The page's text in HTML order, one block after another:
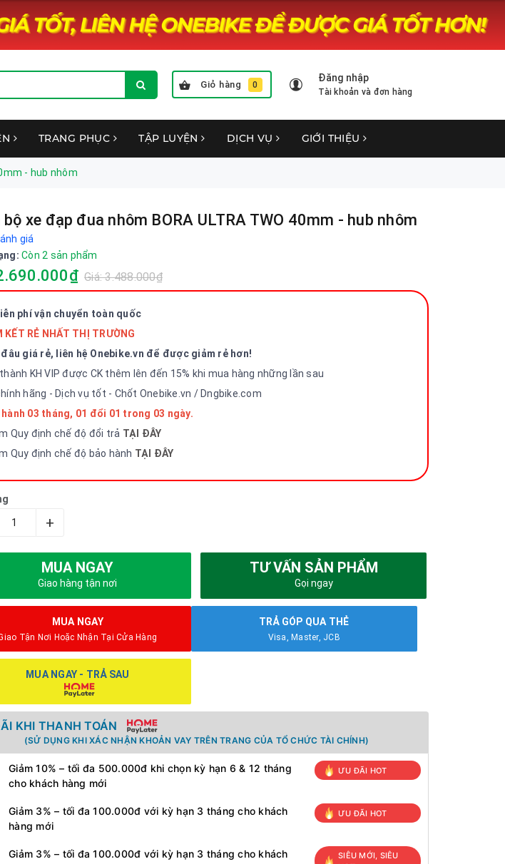
Giỏ hàng 0
Đăng nhập
Tài khoản và đơn hàng
TRANG PHỤC TẬP LUYỆN DỊCH VỤ GIỚI THIỆU
- hub nhôm
bộ xe đạp đua nhôm BORA ULTRA TWO 40mm - hub nhôm
giá
Còn 2 sản phẩm
Giá: 3.488.000₫
phí vận chuyển toàn quốc
KẾT RẺ NHẤT THỊ TRƯỜNG
đâu giá rẻ, liên hệ Onebike.vn để được giảm rẻ hơn!
KH VIP được CK thêm lên đến 15% khi mua hàng những lần sau
hãng - Dịch vụ tốt - Chốt Onebike.vn / Dngbike.com
hành 03 tháng, 01 đổi 01 trong 03 ngày.
Quy định chế độ đổi trả TẠI ĐÂY
Quy định chế độ bảo hành TẠI ĐÂY
+
MUA NGAY
Giao hàng tận nơi
TƯ VẤN SẢN PHẨM
Gọi ngay
MUA NGAY
Tận Nơi Hoặc Nhận Tại Cửa Hàng
TRẢ GÓP QUA THẺ
Visa, Master, JCB
MUA NGAY - TRẢ SAU
KHI THANH TOÁN
(SỬ DỤNG KHI XÁC NHẬN KHOẢN VAY TRÊN TRANG CỦA TỔ CHỨC TÀI CHÍNH)
Giảm 10% – tối đa 500.000đ khi chọn kỳ hạn 6 & 12 tháng
cho khách hàng mới
ƯU ĐÃI HOT
Giảm 3% – tối đa 100.000đ với kỳ hạn 3 tháng cho khách
hàng mới
ƯU ĐÃI HOT
Giảm 3% – tối đa 100.000đ với kỳ hạn 3 tháng cho khách
SIÊU MỚI, SIÊU